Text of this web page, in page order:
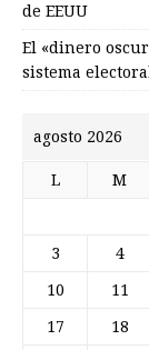
de EEUU
El «dinero
sistema
agosto 2026
L M
3 4
10 11
17 18